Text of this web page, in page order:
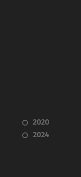
2020
2024